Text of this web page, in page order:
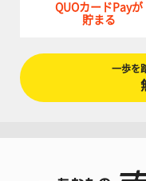
QUOカードPayが
貯まる
一歩を